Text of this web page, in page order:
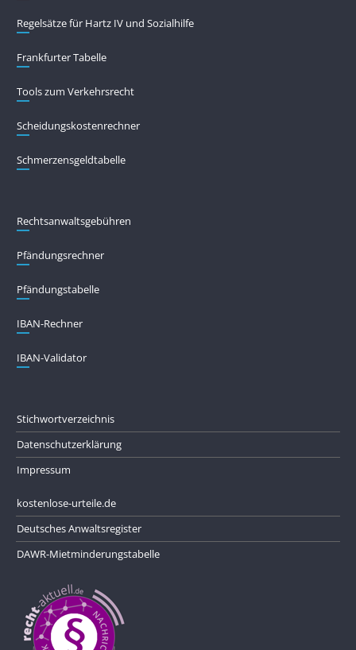
Regelsätze für Hartz IV und Sozialhilfe
Frankfurter Tabelle
Tools zum Verkehrsrecht
Scheidungskostenrechner
Schmerzensgeldtabelle
Rechtsanwaltsgebühren
Pfändungs­rechner
Pfändungs­tabelle
IBAN-Rechner
IBAN-Validator
Stichwortverzeichnis
Datenschutzerklärung
Impressum
kostenlose-urteile.de
Deutsches Anwaltsregister
DAWR-Mietminderungstabelle